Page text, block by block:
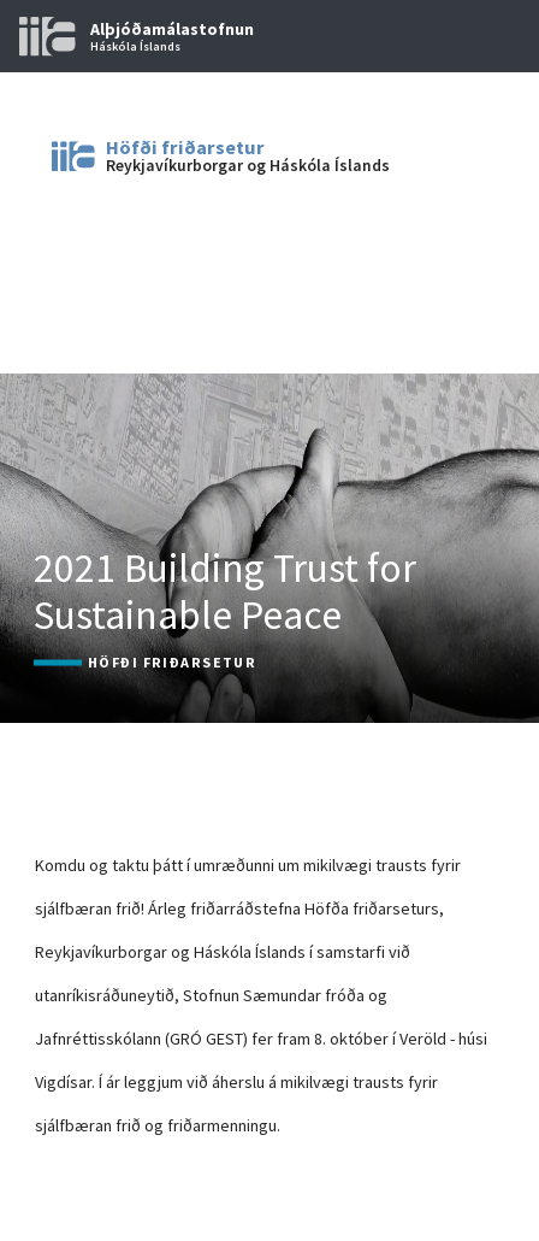
Alþjóðamálastofnun
Háskóla Íslands
Höfði friðarsetur
Reykjavíkurborgar og Háskóla Íslands
2021 Building Trust for
Sustainable Peace
HÖFÐI FRIÐARSETUR
Komdu og taktu þátt í umræðunni um mikilvægi trausts fyrir
sjálfbæran frið! Árleg friðarráðstefna Höfða friðarseturs,
Reykjavíkurborgar og Háskóla Íslands í samstarfi við
utanríkisráðuneytið, Stofnun Sæmundar fróða og
Jafnréttisskólann (GRÓ GEST) fer fram 8. október í Veröld - húsi
Vigdísar. Í ár leggjum við áherslu á mikilvægi trausts fyrir
sjálfbæran frið og friðarmenningu.